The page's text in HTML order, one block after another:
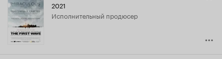
2021
исполнительный продюсер